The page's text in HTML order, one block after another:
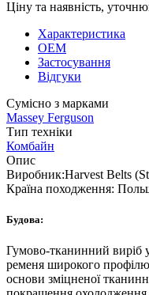
Ціну та наявність,
Характеристика
OEM
Застосування
Відгуки
Сумісно з марками
Massey Ferguson
Тип техніки
Комбайн
Опис
Виробник:Harvest Belts
Країна походження:
Будова:
Гумово-тканинний виріб
ременя широкого
основи зміцненої